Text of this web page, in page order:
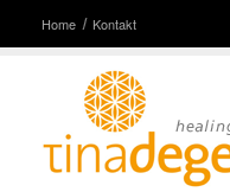
Home Kontakt